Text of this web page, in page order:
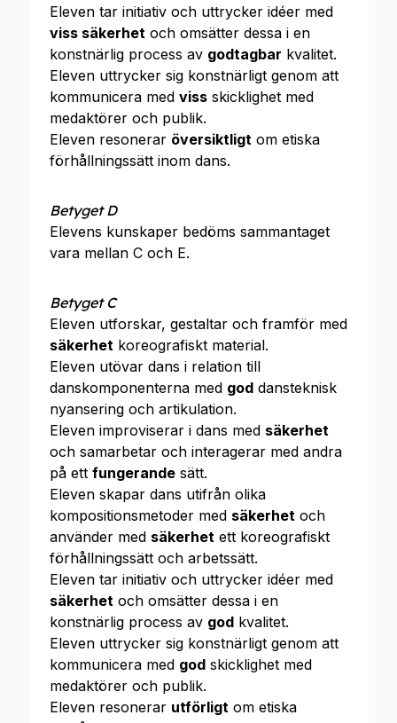
Eleven tar initiativ och uttrycker idéer med
viss säkerhet och omsätter dessa i en
konstnärlig process av godtagbar kvalitet.
Eleven uttrycker sig konstnärligt genom att
kommunicera med viss skicklighet med
medaktörer och publik.
Eleven resonerar översiktligt om etiska
förhållningssätt inom dans.
Betyget D
Elevens kunskaper bedöms sammantaget
vara mellan C och E.
Betyget C
Eleven utforskar, gestaltar och framför med
säkerhet koreografiskt material.
Eleven utövar dans i relation till
danskomponenterna med god dansteknisk
nyansering och artikulation.
Eleven improviserar i dans med säkerhet
och samarbetar och interagerar med andra
på ett fungerande sätt.
Eleven skapar dans utifrån olika
kompositionsmetoder med säkerhet och
använder med säkerhet ett koreografiskt
förhållningssätt och arbetssätt.
Eleven tar initiativ och uttrycker idéer med
säkerhet och omsätter dessa i en
konstnärlig process av god kvalitet.
Eleven uttrycker sig konstnärligt genom att
kommunicera med god skicklighet med
medaktörer och publik.
Eleven resonerar utförligt om etiska